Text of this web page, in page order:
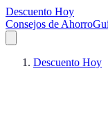
Descuento Hoy
Consejos de Ahorro
Descuento Hoy